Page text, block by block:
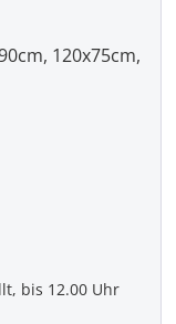
bis 12.00 Uhr
120x75cm,